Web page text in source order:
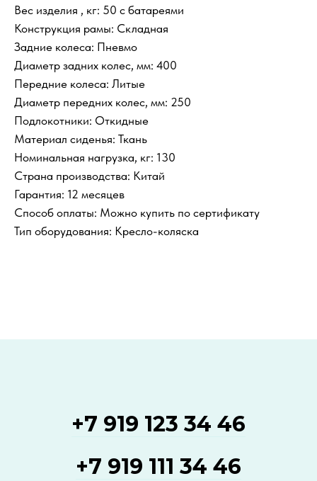
Вес изделия , кг: 50 с батареями
Конструкция рамы: Складная
Задние колеса: Пневмо
Диаметр задних колес, мм: 400
Передние колеса: Литые
Диаметр передних колес, мм: 250
Подлокотники: Откидные
Материал сиденья: Ткань
Номинальная нагрузка, кг: 130
Страна производства: Китай
Гарантия: 12 месяцев
Способ оплаты: Можно купить по сертификату
Тип оборудования: Кресло-коляска
+7 919 123 34 46
+7 919 111 34 46